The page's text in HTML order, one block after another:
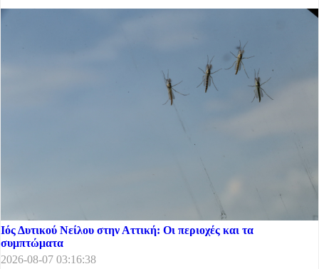
Ιός Δυτικού Νείλου στην Αττική: Οι περιοχές και τα
συμπτώματα
2026-08-07 03:16:38